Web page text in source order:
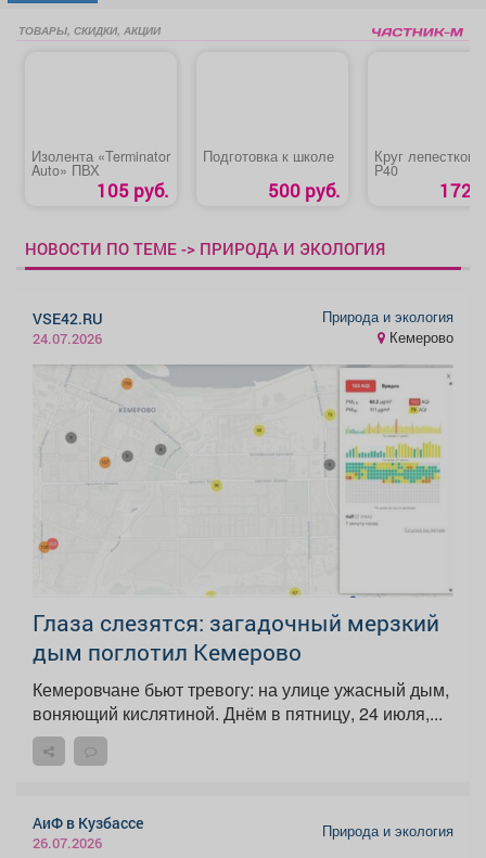
ТОВАРЫ, СКИДКИ, АКЦИИ
Изолента «Terminator
Auto» ПВХ
105 руб.
Подготовка к школе
500 руб.
Круг
P40
172
НОВОСТИ ПО ТЕМЕ -> ПРИРОДА И ЭКОЛОГИЯ
VSE42.RU
24.07.2026
Природа и экология
Кемерово
Глаза слезятся: загадочный мерзкий
дым поглотил Кемерово
Кемеровчане бьют тревогу: на улице ужасный дым,
воняющий кислятиной. Днём в пятницу, 24 июля,...
АиФ в Кузбассе
26.07.2026
Природа и экология